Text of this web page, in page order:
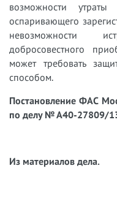
возможности
оспаривающего
невозможности
добросовестного
может требовать
способом.
Постановление ФАС
по делу № А40-27809/
Из материалов дела.